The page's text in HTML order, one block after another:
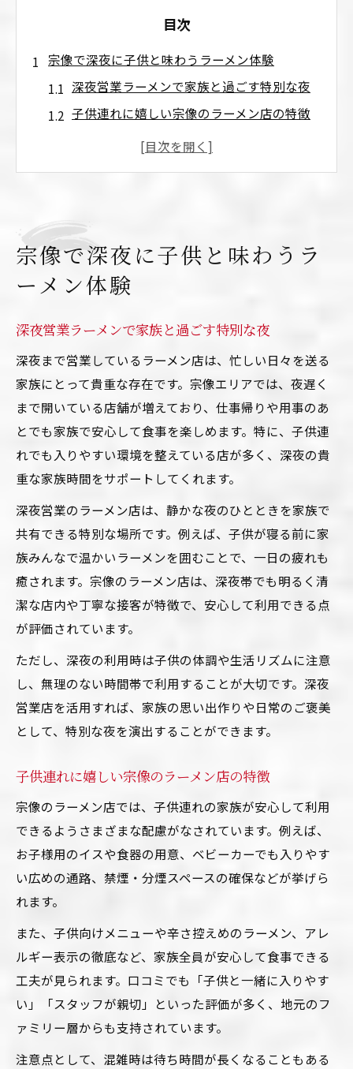
目次
宗像で深夜に子供と味わうラーメン体験
深夜営業ラーメンで家族と過ごす特別な夜
子供連れに嬉しい宗像のラーメン店の特徴
ラーメンの種類と深夜でも楽しめるポイン
子連れでも安心の深夜営業ラーメンガイド
ラーメン店選びで重視したい安心ポイント
深夜営業の子供向けサービスとは何か
すコツ
深夜でも清潔感あるラーメン店を見抜く方
法
子連れで楽しむためのラーメン店の工夫
深夜のお出かけにぴったり宗像のラーメン特集
家族で楽しむ宗像の深夜ラーメンの魅力
アクセスしやすいラーメン店の選び方
子供と一緒に深夜におすすめなラーメンと
は
宗像で人気の深夜営業ラーメン店の傾向
深夜帯にこそ味わいたいラーメンの特徴
お子様と楽しめる宗像深夜ラーメン事情
子供と一緒に安心して注文できるラーメン
深夜営業で嬉しいラーメン店のサービス内
容
お子さまも喜ぶラーメンの工夫を紹介
家族で過ごす夜に最適なラーメンの魅力
深夜ラーメンで家族団らんの時間を満喫
宗像に広がる多彩なラーメンの魅力とは
深夜だからこそ味わえるラーメンの楽しさ
家族向けのラーメンサービスをチェック
宗像で選ぶ深夜営業ラーメンの楽しみ方
ラーメンで夜の宗像を満喫するポイント
子供も満足の深夜ラーメンの味わい方
宗像で深夜に子供と味わうラ
ーメン体験
深夜営業ラーメンで家族と過ごす特別な夜
深夜まで営業しているラーメン店は、忙しい日々を送る
家族にとって貴重な存在です。宗像エリアでは、夜遅く
まで開いている店舗が増えており、仕事帰りや用事のあ
とでも家族で安心して食事を楽しめます。特に、子供連
れでも入りやすい環境を整えている店が多く、深夜の貴
重な家族時間をサポートしてくれます。
深夜営業のラーメン店は、静かな夜のひとときを家族で
共有できる特別な場所です。例えば、子供が寝る前に家
族みんなで温かいラーメンを囲むことで、一日の疲れも
癒されます。宗像のラーメン店は、深夜帯でも明るく清
潔な店内や丁寧な接客が特徴で、安心して利用できる点
が評価されています。
ただし、深夜の利用時は子供の体調や生活リズムに注意
し、無理のない時間帯で利用することが大切です。深夜
営業店を活用すれば、家族の思い出作りや日常のご褒美
として、特別な夜を演出することができます。
子供連れに嬉しい宗像のラーメン店の特徴
宗像のラーメン店では、子供連れの家族が安心して利用
できるようさまざまな配慮がなされています。例えば、
お子様用のイスや食器の用意、ベビーカーでも入りやす
い広めの通路、禁煙・分煙スペースの確保などが挙げら
れます。
また、子供向けメニューや辛さ控えめのラーメン、アレ
ルギー表示の徹底など、家族全員が安心して食事できる
工夫が見られます。口コミでも「子供と一緒に入りやす
い」「スタッフが親切」といった評価が多く、地元のフ
ァミリー層からも支持されています。
注意点として、混雑時は待ち時間が長くなることもある